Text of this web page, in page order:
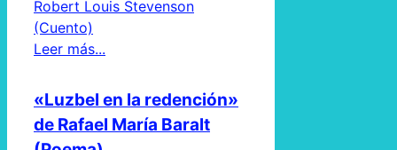
Leer más...
«Luzbel en la redención»
de Rafael María Baralt